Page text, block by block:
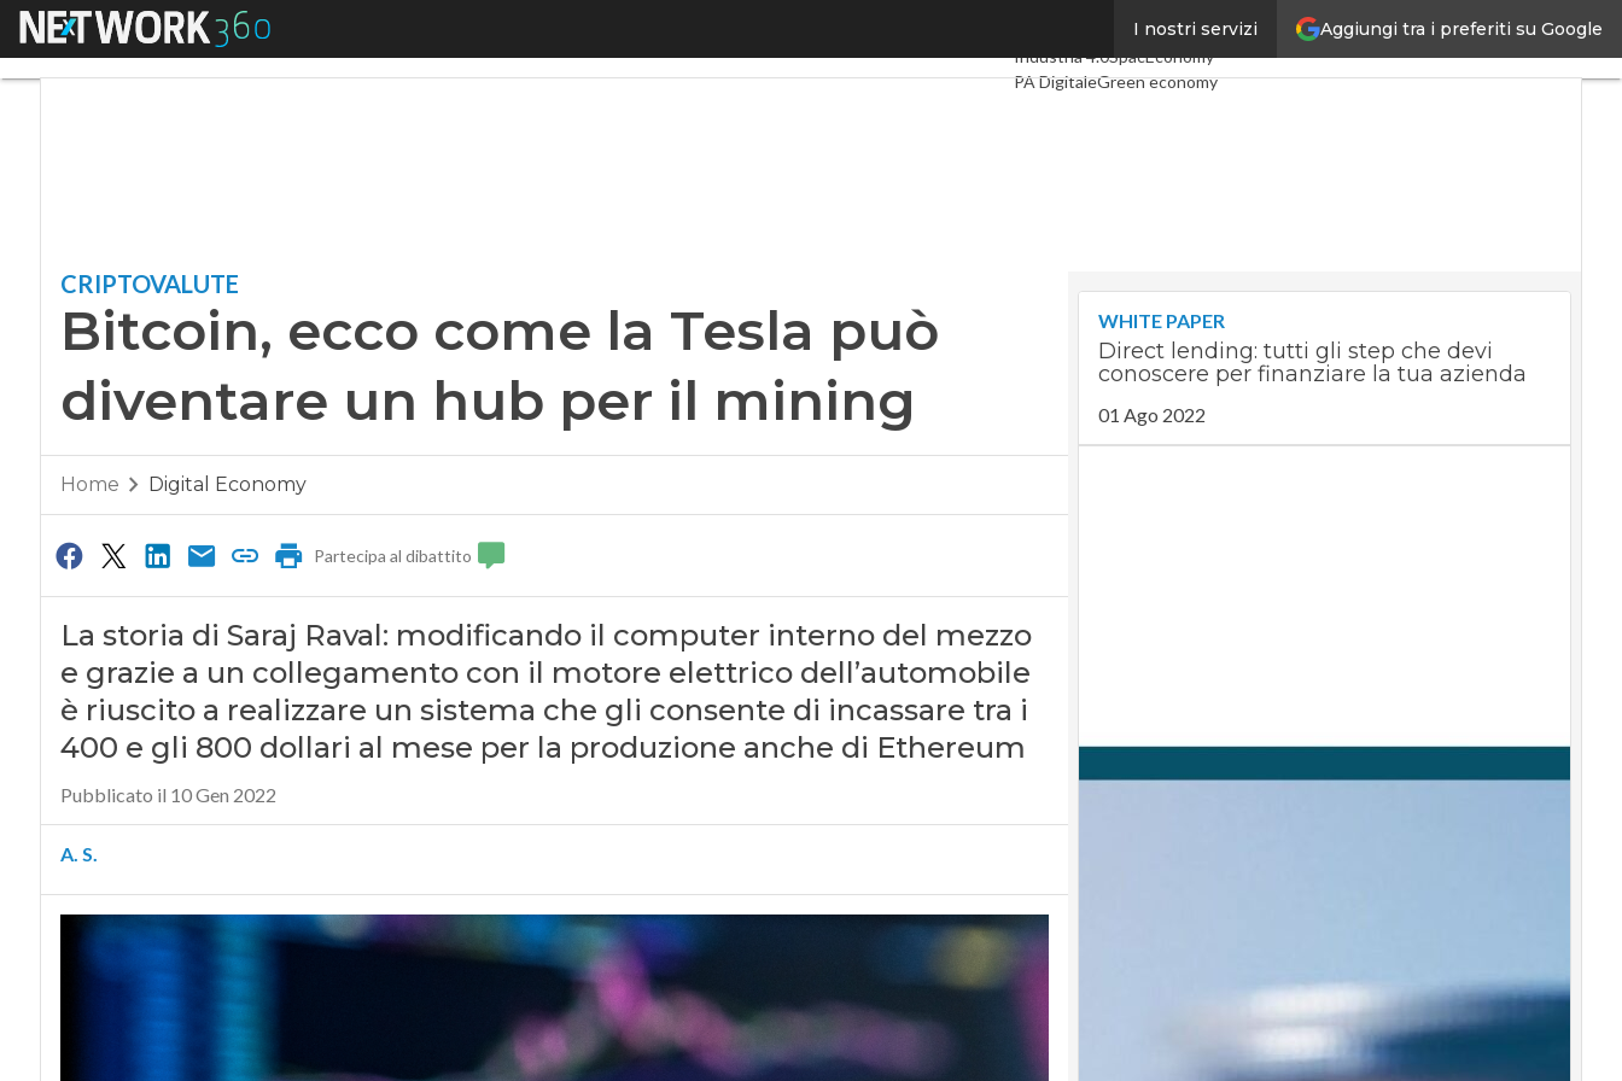
Aggiungi tra i preferiti su Google
I nostri servizi
Menu Digital EconomyTelco
Industria 4.0SpacEconomy
PA DigitaleGreen economy
CRIPTOVALUTE
Bitcoin, ecco come la Tesla può
diventare un hub per il mining
Home Digital Economy
Partecipa al dibattito
La storia di Saraj Raval: modificando il computer interno del mezzo
e grazie a un collegamento con il motore elettrico dell’automobile
è riuscito a realizzare un sistema che gli consente di incassare tra i
400 e gli 800 dollari al mese per la produzione anche di Ethereum
Pubblicato il 10 Gen 2022
A. S.
WHITE PAPER
Direct lending: tutti gli step che devi
conoscere per finanziare la tua azienda
01 Ago 2022